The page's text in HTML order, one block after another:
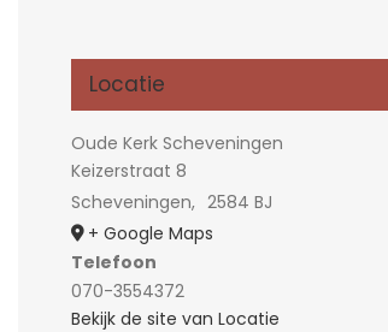
Locatie
Oude Kerk Scheveningen
Keizerstraat 8
Scheveningen, 2584 BJ
+ Google Maps
Telefoon
070-3554372
Bekijk de site van Locatie